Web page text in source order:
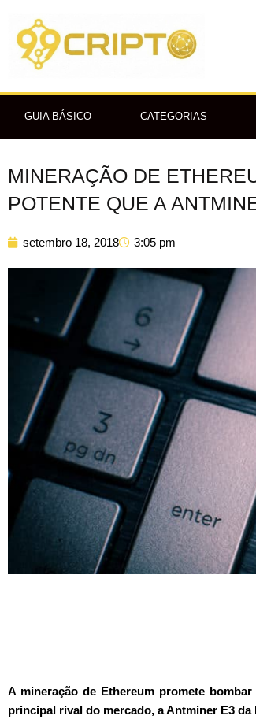
para
conteúdo
GUIA BÁSICO CATEGORIAS
MINERAÇÃO DE
POTENTE QUE A
setembro 18, 2018 3:05 pm
A mineração de Ethereum promete
principal rival do mercado, a Antminer E3 da